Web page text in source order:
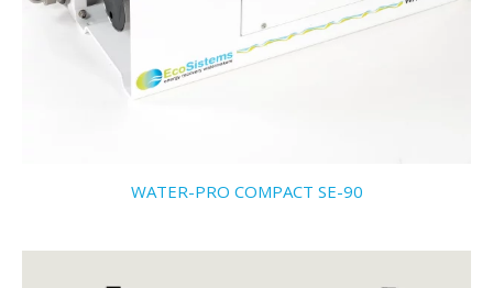
WATER-PRO COMPACT SE-90